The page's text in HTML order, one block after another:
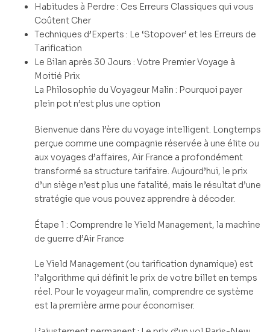
Habitudes à Perdre : Ces Erreurs Classiques qui vous
Coûtent Cher
Techniques d’Experts : Le ‘Stopover’ et les Erreurs de
Tarification
Le Bilan après 30 Jours : Votre Premier Voyage à
Moitié Prix
La Philosophie du Voyageur Malin : Pourquoi payer
plein pot n’est plus une option
Bienvenue dans l’ère du voyage intelligent. Longtemps
perçue comme une compagnie réservée à une élite ou
aux voyages d’affaires, Air France a profondément
transformé sa structure tarifaire. Aujourd’hui, le prix
d’un siège n’est plus une fatalité, mais le résultat d’une
stratégie que vous pouvez apprendre à décoder.
Étape 1 : Comprendre le Yield Management, la machine
de guerre d’Air France
Le Yield Management (ou tarification dynamique) est
l’algorithme qui définit le prix de votre billet en temps
réel. Pour le voyageur malin, comprendre ce système
est la première arme pour économiser.